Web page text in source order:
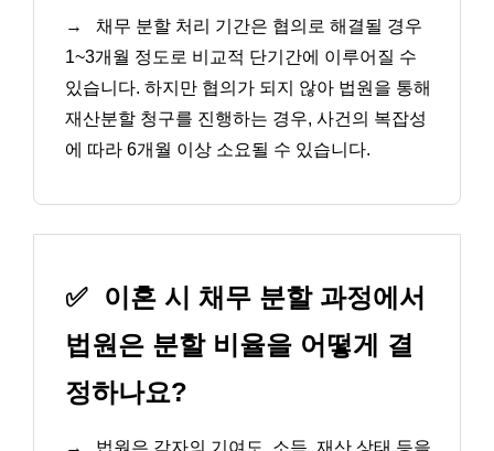
→
채무 분할 처리 기간은 협의로 해결될 경우
1~3개월 정도로 비교적 단기간에 이루어질 수
있습니다. 하지만 협의가 되지 않아 법원을 통해
재산분할 청구를 진행하는 경우, 사건의 복잡성
에 따라 6개월 이상 소요될 수 있습니다.
✅
이혼 시 채무 분할 과정에서
법원은 분할 비율을 어떻게 결
정하나요?
→
법원은 각자의 기여도, 소득, 재산 상태 등을